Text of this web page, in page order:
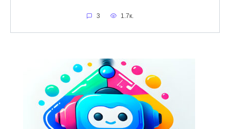
3 1.7к.